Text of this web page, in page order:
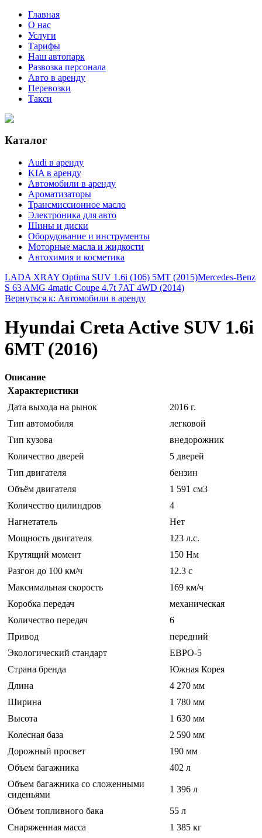
Главная
О нас
Услуги
Тарифы
Наш автопарк
Развозка персонала
Авто в аренду
Перевозки
Такси
Каталог
Audi в аренду
KIA в аренду
Автомобили в аренду
Ароматизаторы
Трансмиссионное масло
Электроника для авто
Шины и диски
Оборудование и инструменты
Моторные масла и жидкости
Автохимия и косметика
LADA XRAY Optima SUV 1.6i (106) 5MT (2015)Mercedes-Benz
S 63 AMG 4matic Coupe 4.7t 7AT 4WD (2014)
Вернуться к: Автомобили в аренду
Hyundai Creta Active SUV 1.6i
6MT (2016)
Описание
Характеристики
Дата выхода на рынок
2016 г.
Тип автомобиля
легковой
Тип кузова
внедорожник
Количество дверей
5 дверей
Тип двигателя
бензин
Объём двигателя
1 591 см3
Количество цилиндров
4
Нагнетатель
Нет
Мощность двигателя
123 л.с.
Крутящий момент
150 Нм
Разгон до 100 км/ч
12.3 c
Максимальная скорость
169 км/ч
Коробка передач
механическая
Количество передач
6
Привод
передний
Экологический стандарт
ЕВРО-5
Страна бренда
Южная Корея
Длина
4 270 мм
Ширина
1 780 мм
Высота
1 630 мм
Колесная база
2 590 мм
Дорожный просвет
190 мм
Объем багажника
402 л
Объем багажника со сложенными
сиденьями
1 396 л
Объем топливного бака
55 л
Снаряженная масса
1 385 кг